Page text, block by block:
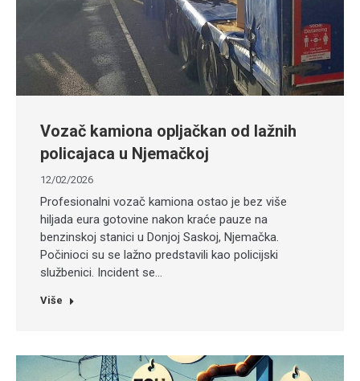
Vozač kamiona opljačkan od lažnih
policajaca u Njemačkoj
12/02/2026
Profesionalni vozač kamiona ostao je bez više
hiljada eura gotovine nakon kraće pauze na
benzinskoj stanici u Donjoj Saskoj, Njemačka.
Počinioci su se lažno predstavili kao policijski
službenici. Incident se…
Više